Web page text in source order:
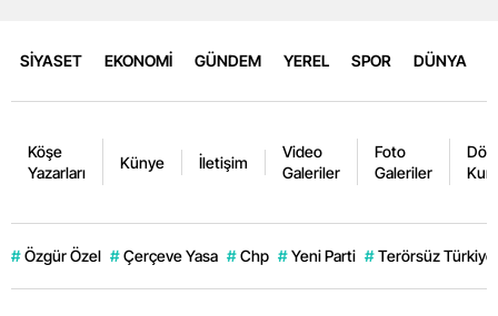
SİYASET EKONOMİ GÜNDEM YEREL SPOR DÜNYA
Köşe
Yazarları
Künye İletişim
Video
Galeriler
Foto
Galeriler
# Özgür Özel # Çerçeve Yasa # Chp # Yeni Parti # Terörsüz Türkiye